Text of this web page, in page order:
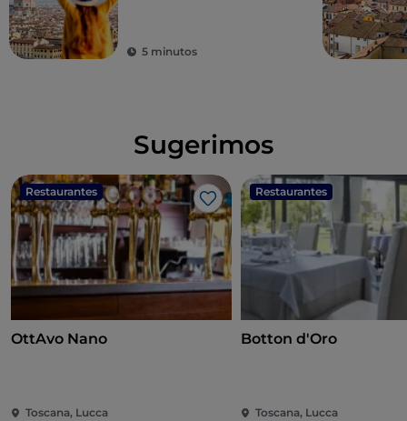
de todo turista
5 minutos
Sugerimos
Restaurantes
Me gusta
OttAvo Nano
Toscana, Lucca
Restaurantes
Botton d'Oro
Toscana, Lucca